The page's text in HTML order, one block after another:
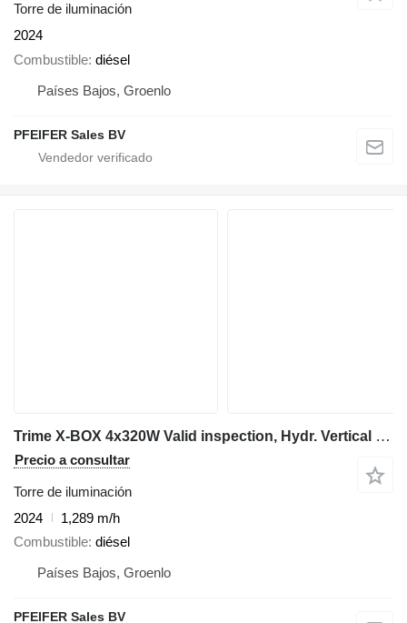
Torre de iluminación
2024
Combustible diésel
Países Bajos, Groenlo
PFEIFER Sales BV
Trime X-BOX 4x320W Valid inspection, Hydr. Vertical towe
Precio a consultar
Torre de iluminación
2024
1,289 m/h
Combustible diésel
Países Bajos, Groenlo
PFEIFER Sales BV